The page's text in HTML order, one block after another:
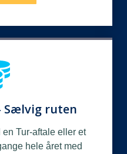
Sælvig ruten
Tur-aftale eller et
hele året med